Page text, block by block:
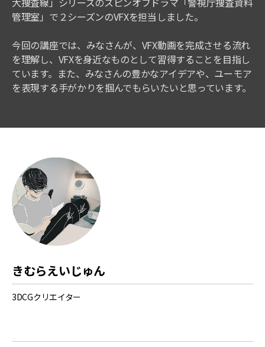
管理室」で２シーズンのVFXを担当しました。
今回の講座では、みなさんが、VFX動画を完成させる流れ
を理解し、VFXを身近なものとして習得することを目指し
ています。また、みなさんの豊かなアイデアや、ユーモア
を表現する手がかりを掴んでもらいたいと思っています。
きむらえいじゅん
3DCGクリエイター